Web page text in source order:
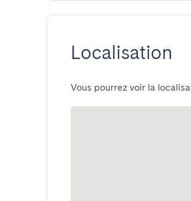
Localisation
Vous pourrez voir la